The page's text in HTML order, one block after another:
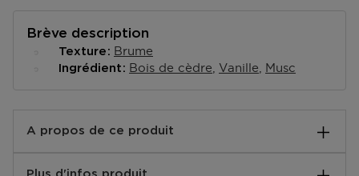
Brève description
Texture Brume
Ingrédient Bois de cèdre Vanille Musc
A propos de ce produit